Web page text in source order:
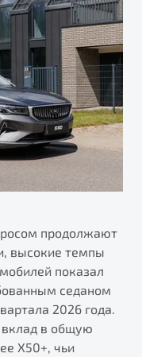
продолжают
высокие темпы
показал
седаном
2026 года.
в общую
X50+, чьи